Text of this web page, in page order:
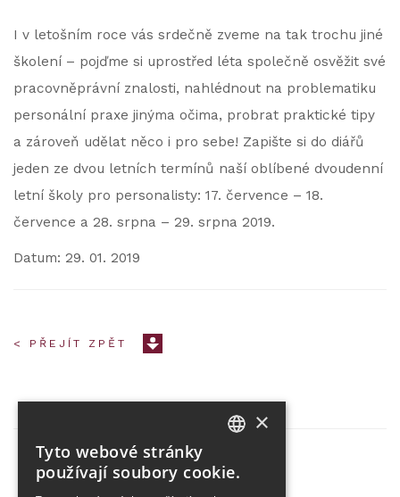
I v letošním roce vás srdečně zveme na tak trochu jiné
školení – pojďme si uprostřed léta společně osvěžit své
pracovněprávní znalosti, nahlédnout na problematiku
personální praxe jinýma očima, probrat praktické tipy
a zároveň udělat něco i pro sebe! Zapište si do diářů
jeden ze dvou letních termínů naší oblíbené dvoudenní
letní školy pro personalisty: 17. července – 18.
července a 28. srpna – 29. srpna 2019.
Datum: 29. 01. 2019
< PŘEJÍT ZPĚT
Partner projektu
×
Tyto webové stránky
používají soubory cookie.